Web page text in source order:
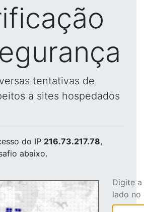
tentativas de
a sites hospedados
do IP 216.73.217.78,
abaixo.
Digite
lado no